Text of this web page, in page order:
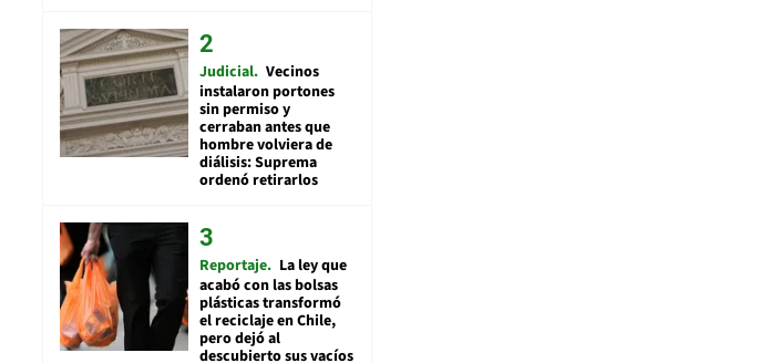
Judicial Vecinos
instalaron portones
sin permiso y
cerraban antes que
hombre volviera de
diálisis: Suprema
ordenó retirarlos
Reportaje La ley que
acabó con las bolsas
plásticas transformó
el reciclaje en Chile,
pero dejó al
descubierto sus vacíos